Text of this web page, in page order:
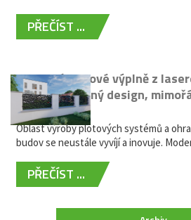
PŘEČÍST ...
Moderní plotové výplně z
kovů: výjimečný design,
žádná údržba
Oblast výroby plotových systémů a
budov se neustále vyvíjí a inovuje.
PŘEČÍST ...